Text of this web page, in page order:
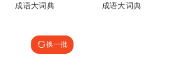
成语大词典 成语大词典
换一批